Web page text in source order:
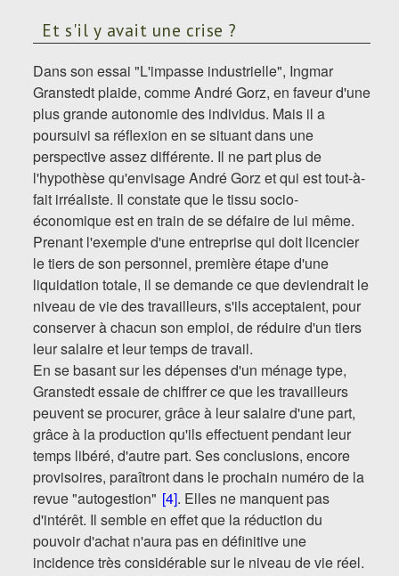
Et s'il y avait une crise ?
Dans son essai "L'impasse industrielle", Ingmar
Granstedt plaide, comme André Gorz, en faveur d'une
plus grande autonomie des individus. Mais il a
poursuivi sa réflexion en se situant dans une
perspective assez différente. Il ne part plus de
l'hypothèse qu'envisage André Gorz et qui est tout-à-
fait irréaliste. Il constate que le tissu socio-
économique est en train de se défaire de lui même.
Prenant l'exemple d'une entreprise qui doit licencier
le tiers de son personnel, première étape d'une
liquidation totale, il se demande ce que deviendrait le
niveau de vie des travailleurs, s'ils acceptaient, pour
conserver à chacun son emploi, de réduire d'un tiers
leur salaire et leur temps de travail.
En se basant sur les dépenses d'un ménage type,
Granstedt essaie de chiffrer ce que les travailleurs
peuvent se procurer, grâce à leur salaire d'une part,
grâce à la production qu'ils effectuent pendant leur
temps libéré, d'autre part. Ses conclusions, encore
provisoires, paraîtront dans le prochain numéro de la
revue "autogestion" [4]. Elles ne manquent pas
d'intérêt. Il semble en effet que la réduction du
pouvoir d'achat n'aura pas en définitive une
incidence très considérable sur le niveau de vie réel.